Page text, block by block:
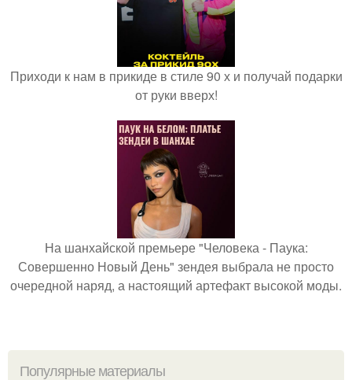
Приходи к нам в прикиде в стиле 90 х и получай подарки
от руки вверх!
На шанхайской премьере "Человека - Паука:
Совершенно Новый День" зендея выбрала не просто
очередной наряд, а настоящий артефакт высокой моды.
Популярные материалы